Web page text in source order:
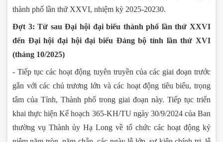
thành phố lần thứ XXVI, nhiệm kỳ 2025-20230.
Đợt 3: Từ sau Đại hội đại biểu thành phố lần thứ XXVI
đến Đại hội đại hội đại biểu Đảng bộ tỉnh lần thứ XVI
(tháng 10/2025)
- Tiếp tục các hoạt động tuyên truyền của các giai đoạn trước
gắn với các chủ trương lớn và các hoạt động tiêu biểu, trọng
tâm của Tỉnh, Thành phố trong giai đoạn này. Tiếp tục triển
khai thực hiện Kế hoạch 365-KH/TU ngày 30/9/2024 của Ban
thường vụ Thành ủy Hạ Long về tổ chức các hoạt động kỷ